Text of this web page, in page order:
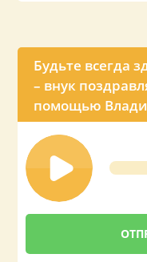
Будьте всегда
– внук
помощью